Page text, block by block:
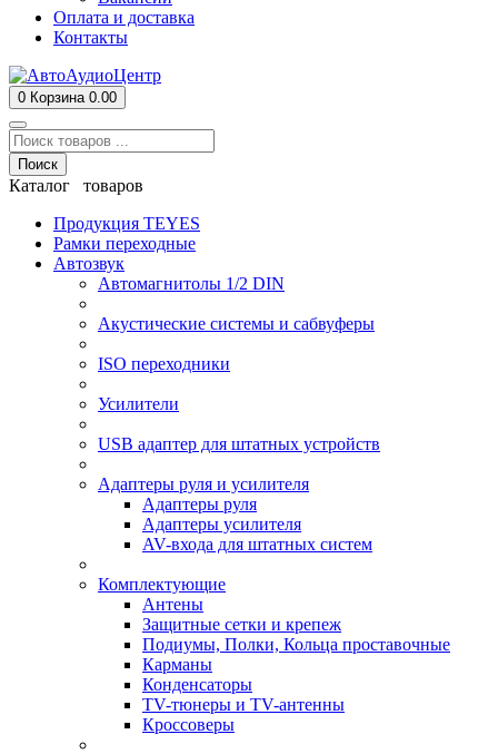
Оплата и доставка
Контакты
0 Корзина 0.00
Поиск
Каталог товаров
Продукция TEYES
Рамки переходные
Автозвук
Автомагнитолы 1/2 DIN
Акустические системы и сабвуферы
ISO переходники
Усилители
USB адаптер для штатных устройств
Адаптеры руля и усилителя
Адаптеры руля
Адаптеры усилителя
AV-входа для штатных систем
Комплектующие
Антены
Защитные сетки и крепеж
Подиумы, Полки, Кольца проставочные
Карманы
Конденсаторы
TV-тюнеры и TV-антенны
Кроссоверы